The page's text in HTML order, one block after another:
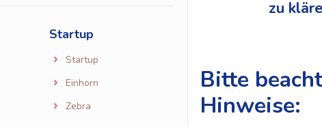
zu
Bitte
Hinweise:
Startup
Startup
Einhorn
Zebra